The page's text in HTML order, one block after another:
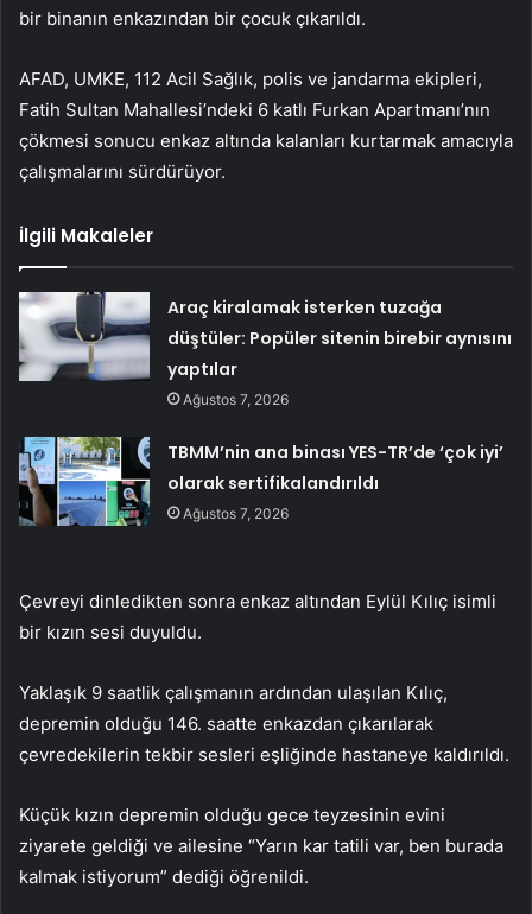
bir binanın enkazından bir çocuk çıkarıldı.
AFAD, UMKE, 112 Acil Sağlık, polis ve jandarma ekipleri,
Fatih Sultan Mahallesi’ndeki 6 katlı Furkan Apartmanı’nın
çökmesi sonucu enkaz altında kalanları kurtarmak amacıyla
çalışmalarını sürdürüyor.
İlgili Makaleler
Araç kiralamak isterken tuzağa
düştüler: Popüler sitenin birebir aynısını
yaptılar
Ağustos 7, 2026
TBMM’nin ana binası YES-TR’de ‘çok iyi’
olarak sertifikalandırıldı
Ağustos 7, 2026
Çevreyi dinledikten sonra enkaz altından Eylül Kılıç isimli
bir kızın sesi duyuldu.
Yaklaşık 9 saatlik çalışmanın ardından ulaşılan Kılıç,
depremin olduğu 146. saatte enkazdan çıkarılarak
çevredekilerin tekbir sesleri eşliğinde hastaneye kaldırıldı.
Küçük kızın depremin olduğu gece teyzesinin evini
ziyarete geldiği ve ailesine “Yarın kar tatili var, ben burada
kalmak istiyorum” dediği öğrenildi.